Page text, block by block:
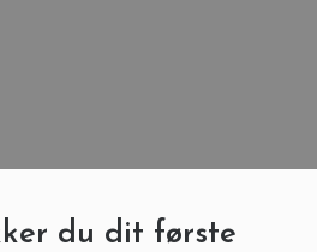
du dit første